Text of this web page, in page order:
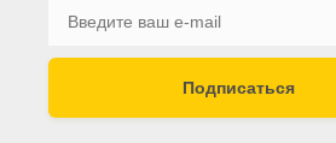
Подписаться